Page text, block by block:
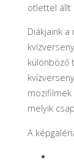
ötlettel állt
Diákjaink
különböző
mozifilmek
melyik
A